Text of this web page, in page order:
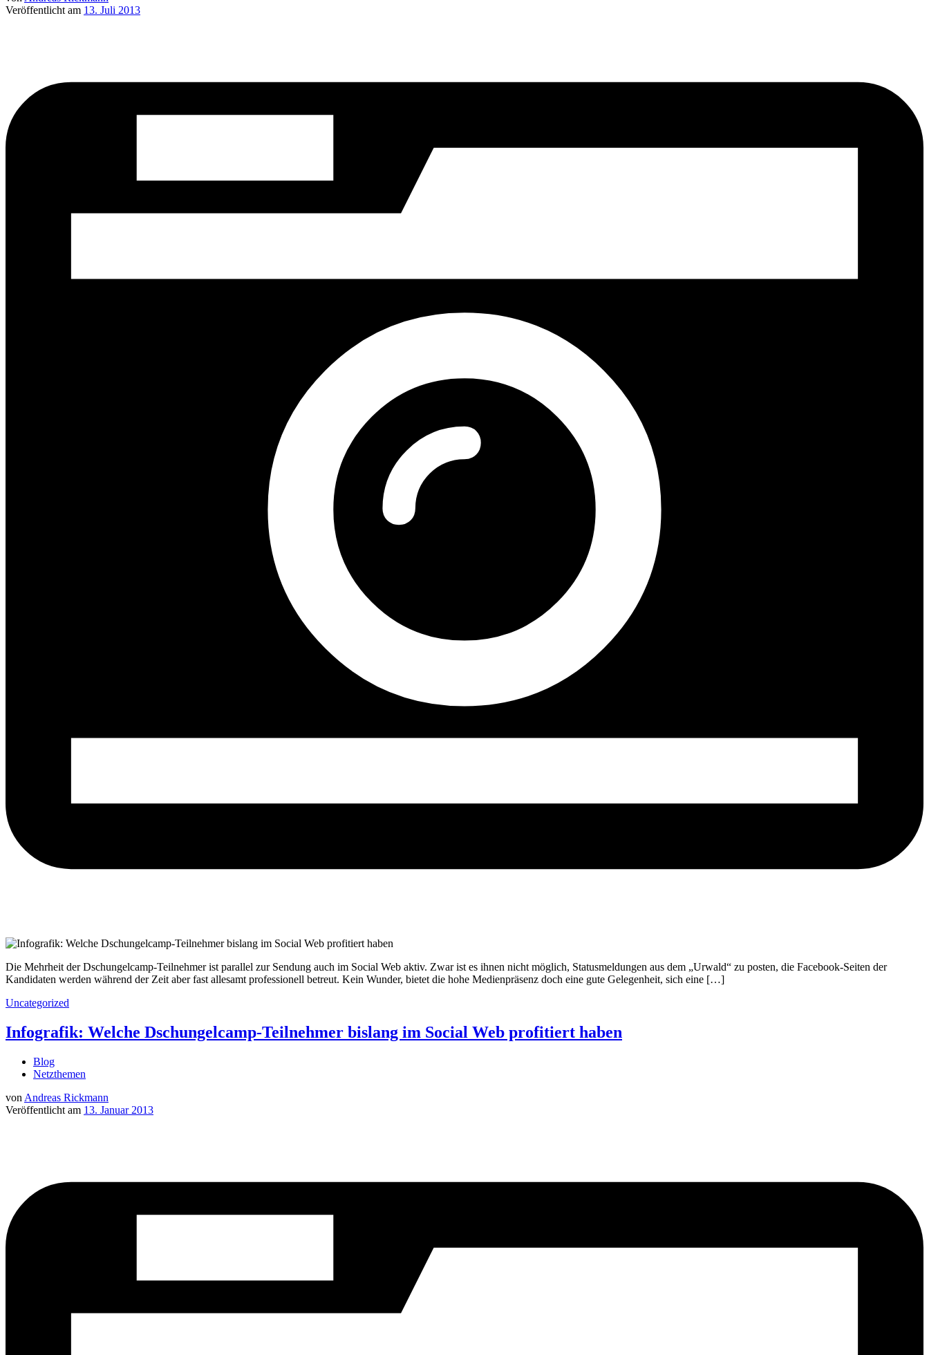
Veröffentlicht am 13. Juli 2013
Die Mehrheit der Dschungelcamp-Teilnehmer ist parallel zur Sendung auch im Social Web aktiv. Zwar ist es ihnen nicht möglich, Statusmeldungen aus dem „Urwald“ zu posten, die Facebook-Seiten der
Kandidaten werden während der Zeit aber fast allesamt professionell betreut. Kein Wunder, bietet die hohe Medienpräsenz doch eine gute Gelegenheit, sich eine […]
Uncategorized
Infografik: Welche Dschungelcamp-Teilnehmer bislang im Social Web profitiert haben
Blog
Netzthemen
von Andreas Rickmann
Veröffentlicht am 13. Januar 2013